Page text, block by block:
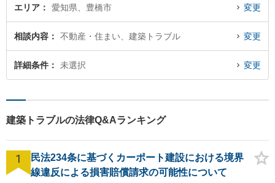
エリア 愛知県、豊橋市 変更
相談内容 不動産・住まい、建築トラブル 変更
詳細条件 未選択 変更
建築トラブルの法律Q&Aランキング
1
民法234条に基づくカーポート建設における境界
線違反による損害賠償請求の可能性について